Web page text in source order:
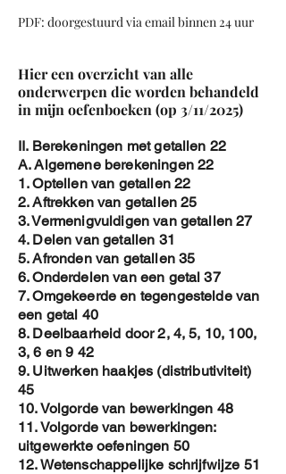
PDF: doorgestuurd via email binnen 24 uur
Hier een overzicht van alle
onderwerpen die worden behandeld
in mijn oefenboeken (op 3/11/2025)
II. Berekeningen met getallen 22
A. Algemene berekeningen 22
1. Optellen van getallen 22
2. Aftrekken van getallen 25
3. Vermenigvuldigen van getallen 27
4. Delen van getallen 31
5. Afronden van getallen 35
6. Onderdelen van een getal 37
7. Omgekeerde en tegengestelde van
een getal 40
8. Deelbaarheid door 2, 4, 5, 10, 100,
3, 6 en 9 42
9. Uitwerken haakjes (distributiviteit)
45
10. Volgorde van bewerkingen 48
11. Volgorde van bewerkingen:
uitgewerkte oefeningen 50
12. Wetenschappelijke schrijfwijze 51